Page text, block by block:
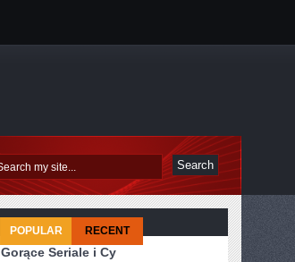
POPULAR RECENT
Gorące Seriale i Cy